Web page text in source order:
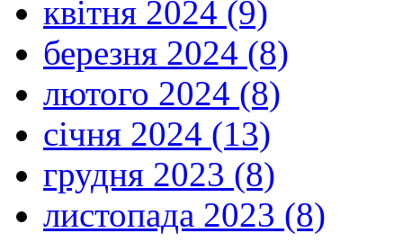
квітня 2024 (9)
березня 2024 (8)
лютого 2024 (8)
січня 2024 (13)
грудня 2023 (8)
листопада 2023 (8)